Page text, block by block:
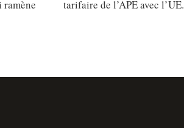
ramène
tarifaire de l’APE avec l’UE.